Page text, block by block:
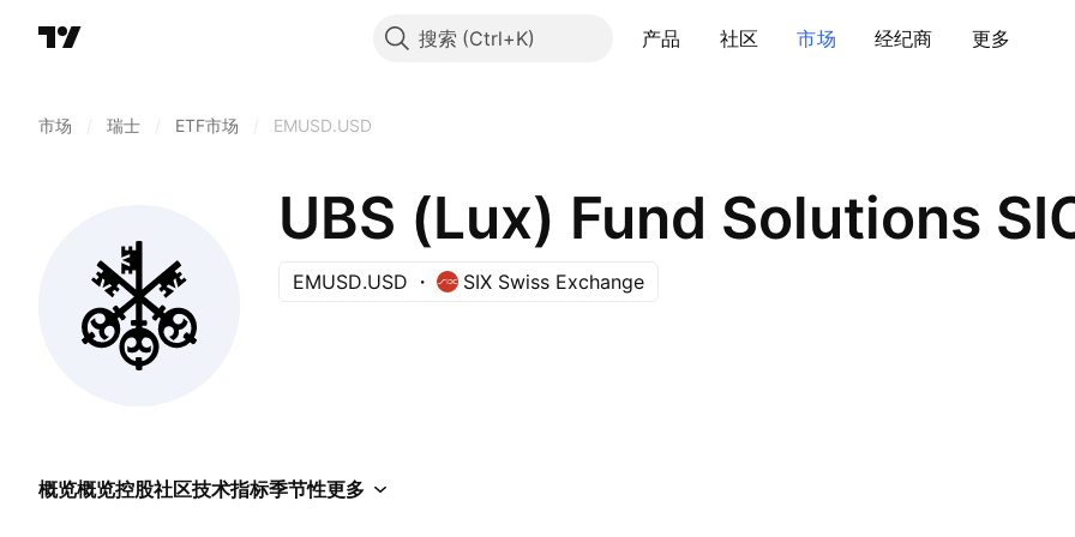
搜索 产品 社区 市场 经纪商 更多
市场 瑞士 ETF市场 EMUSD.USD
EMUSD.USD SIX Swiss Exchange
概览概览控股社区技术指标季节性更多